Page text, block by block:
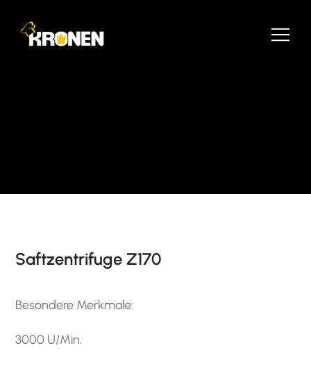
Saftzentrifuge Z170
Besondere Merkmale:
3000 U/Min.